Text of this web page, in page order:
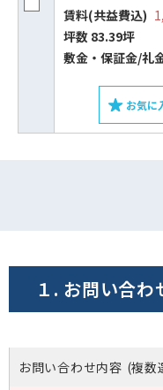
賃料(共益費込)
坪数 83.39坪
敷⾦‧保証⾦/礼
お気に
ビル
を
スムー
フ
１. お問い合わ
お問い合わせ内容 (複数